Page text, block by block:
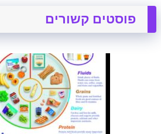
פוסטים קשורים